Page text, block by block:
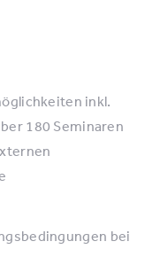
inkl.
180 Seminaren
bei